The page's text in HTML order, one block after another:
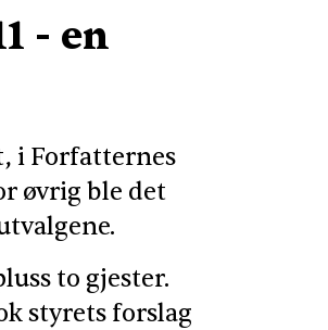
- en
i Forfatternes
øvrig ble det
to gjester.
styrets forslag